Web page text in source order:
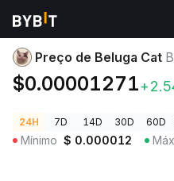
Preços de Criptomoedas
Preço de Beluga Cat
$0.00001271
24H 7D 14D 30D 60D
Mínimo $ 0.000012